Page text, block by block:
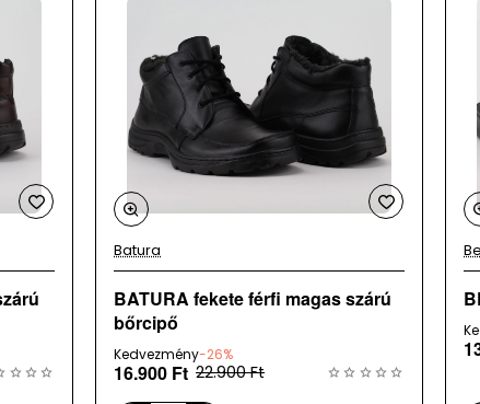
Batura
BATURA fekete férfi magas szárú
bőrcipő
Kedvezmény-26%
16.900 Ft 22.900 Ft